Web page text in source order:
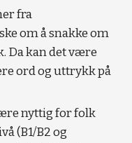
fra
om å snakke om
Da kan det være
ord og uttrykk på
nyttig for folk
(B1/B2 og